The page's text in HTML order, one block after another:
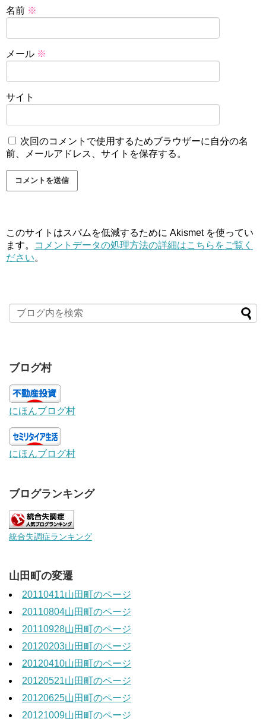
名前 ※
メール ※
サイト
次回のコメントで使用するためブラウザーに自分の名
前、メールアドレス、サイトを保存する。
このサイトはスパムを低減するために Akismet を使ってい
ます。
コメントデータの処理方法の詳細はこちらをご覧く
ださい。
ブログ村
にほんブログ村
にほんブログ村
ブログランキング
統合失調症ランキング
山田町の変遷
20110411山田町のページ
20110804山田町のページ
20110928山田町のページ
20120203山田町のページ
20120410山田町のページ
20120521山田町のページ
20120625山田町のページ
20121009山田町のページ